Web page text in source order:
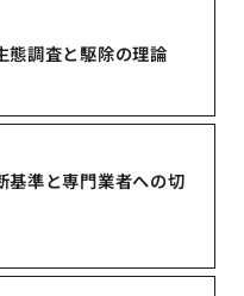
態調査と駆除の理論
基準と専門業者への切